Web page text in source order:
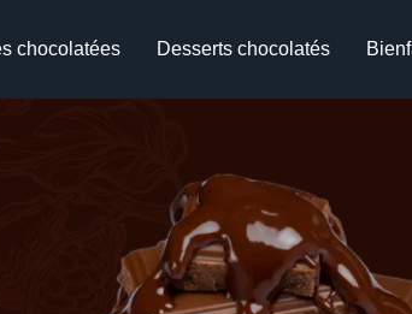
chocolatées Desserts chocolatés